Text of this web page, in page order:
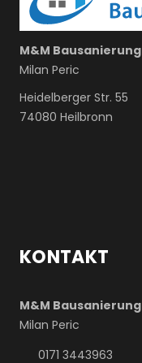
M&M Bausanierung
Milan Peric
Heidelberger Str. 55
74080 Heilbronn
KONTAKT
M&M Bausanierung
Milan Peric
0171 3443963